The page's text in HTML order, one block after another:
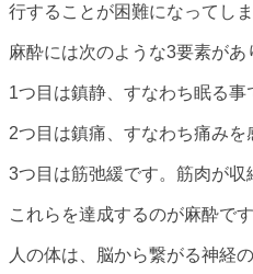
行することが困難になってしま
麻酔には次のような3要素があ
1つ目は鎮静、すなわち眠る
2つ目は鎮痛、すなわち痛みを
3つ目は筋弛緩です。筋肉が収
これらを達成するのが麻酔です
人の体は、脳から繋がる神経